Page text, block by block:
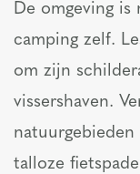
De omgeving is
camping zelf.
om zijn
vissershaven.
talloze